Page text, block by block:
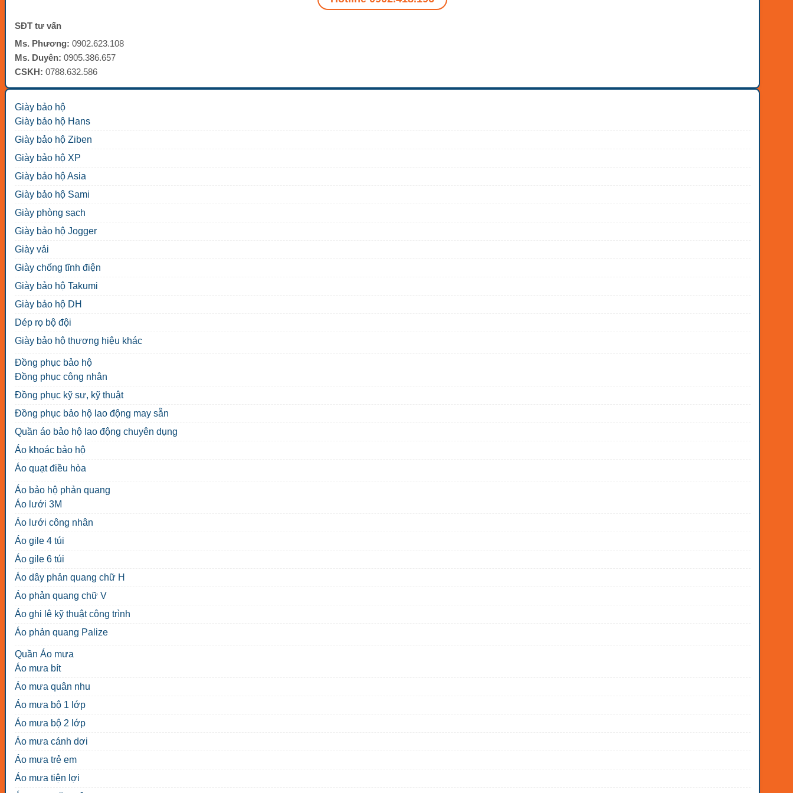
SĐT tư vấn
Ms. Phương: 0902.623.108
Ms. Duyên: 0905.386.657
CSKH: 0788.632.586
Giày bảo hộ
Giày bảo hộ Hans
Giày bảo hộ Ziben
Giày bảo hộ XP
Giày bảo hộ Asia
Giày bảo hộ Sami
Giày phòng sạch
Giày bảo hộ Jogger
Giày vải
Giày chống tĩnh điện
Giày bảo hộ Takumi
Giày bảo hộ DH
Dép rọ bộ đội
Giày bảo hộ thương hiệu khác
Đồng phục bảo hộ
Đồng phục công nhân
Đồng phục kỹ sư, kỹ thuật
Đồng phục bảo hộ lao động may sẵn
Quần áo bảo hộ lao động chuyên dụng
Áo khoác bảo hộ
Áo quạt điều hòa
Áo bảo hộ phản quang
Áo lưới 3M
Áo lưới công nhân
Áo gile 4 túi
Áo gile 6 túi
Áo dây phản quang chữ H
Áo phản quang chữ V
Áo ghi lê kỹ thuật công trình
Áo phản quang Palize
Quần Áo mưa
Áo mưa bít
Áo mưa quân nhu
Áo mưa bộ 1 lớp
Áo mưa bộ 2 lớp
Áo mưa cánh dơi
Áo mưa trẻ em
Áo mưa tiện lợi